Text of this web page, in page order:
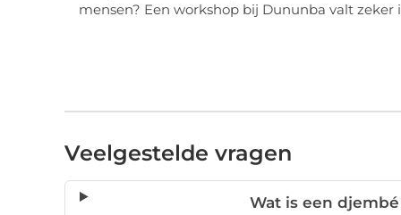
mensen? Een workshop bij Dununba valt zeker
Veelgestelde vragen
Wat is een